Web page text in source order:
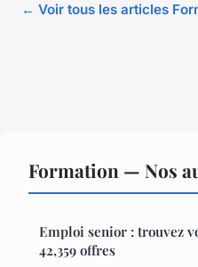
← Voir tous les articles
Formation — Nos
Emploi senior : trouvez
42,359 offres